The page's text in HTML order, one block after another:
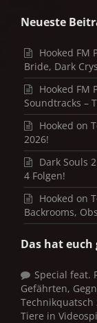
Neueste
Hooked FM
Bride, Dark
Hooked FM
Soundtracks –
Hooked on
2026!
Dark Souls
4 Folgen!
Hooked on
Backrooms,
Das hat euch
Special feat.
Gefährten,
Technikquatsch
Tiere in